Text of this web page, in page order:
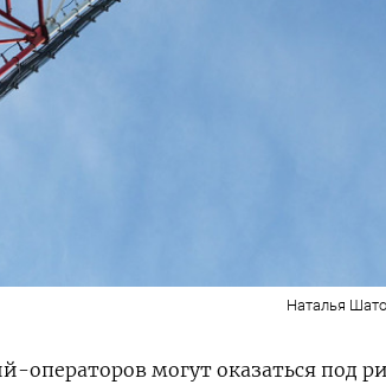
Наталья
операторов могут оказаться под